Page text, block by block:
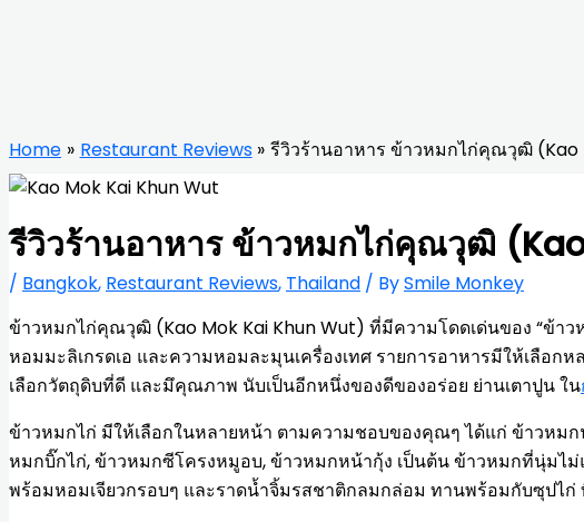
Home Restaurant Reviews รีวิวร้านอาหาร ข้าวหมกไก่คุณวุฒิ (Kao
รีวิวร้านอาหาร ข้าวหมกไก่คุณวุฒิ
/ Bangkok, Restaurant Reviews, Thailand / BySmile Monkey
ข้าวหมกไก่คุณวุฒิ (Kao Mok Kai Khun Wut) ที่มีความโดดเด่นของ “ข้า
หอมมะลิเกรดเอ และความหอมละมุนเครื่องเทศ รายการอาหารมีให้เลือ
เลือกวัตถุดิบที่ดี และมึคุณภาพ นับเป็นอีกหนึ่งของดีของอร่อย ย่านเตาปูน ใน
ข้าวหมกไก่ มีให้เลือกในหลายหน้า ตามความชอบของคุณๆ ได้แก่ ข้าวหม
หมกบิ๊กไก่, ข้าวหมกซีโครงหมูอบ, ข้าวหมกหน้ากุ้ง เป็นต้น ข้าวหมกที่นุ่มไม่
พร้อมหอมเจียวกรอบๆ และราดน้ำจิ้มรสชาติกลมกล่อม ทานพร้อมกับซุปไ